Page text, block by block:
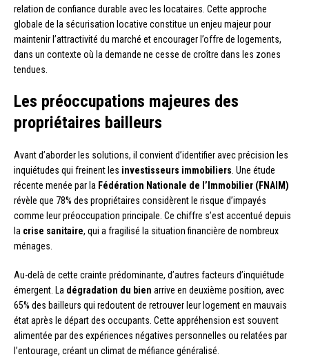
relation de confiance durable avec les locataires. Cette approche
globale de la sécurisation locative constitue un enjeu majeur pour
maintenir l’attractivité du marché et encourager l’offre de logements,
dans un contexte où la demande ne cesse de croître dans les zones
tendues.
Les préoccupations majeures des
propriétaires bailleurs
Avant d’aborder les solutions, il convient d’identifier avec précision les
inquiétudes qui freinent les investisseurs immobiliers . Une étude
récente menée par la Fédération Nationale de l’Immobilier (FNAIM)
révèle que 78% des propriétaires considèrent le risque d’impayés
comme leur préoccupation principale. Ce chiffre s’est accentué depuis
la crise sanitaire, qui a fragilisé la situation financière de nombreux
ménages.
Au-delà de cette crainte prédominante, d’autres facteurs d’inquiétude
émergent. La dégradation du bien arrive en deuxième position, avec
65% des bailleurs qui redoutent de retrouver leur logement en mauvais
état après le départ des occupants. Cette appréhension est souvent
alimentée par des expériences négatives personnelles ou relatées par
l’entourage, créant un climat de méfiance généralisé.